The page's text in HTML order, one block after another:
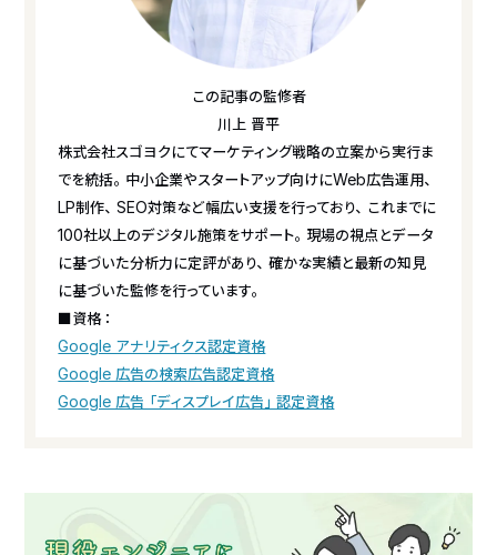
この記事の監修者
川上 晋平
株式会社スゴヨクにてマーケティング戦略の立案から実行ま
でを統括。中小企業やスタートアップ向けにWeb広告運用、
LP制作、SEO対策など幅広い支援を行っており、これまでに
100社以上のデジタル施策をサポート。現場の視点とデータ
に基づいた分析力に定評があり、確かな実績と最新の知見
に基づいた監修を行っています。
■資格：
Google アナリティクス認定資格
Google 広告の検索広告認定資格
Google 広告「ディスプレイ広告」認定資格